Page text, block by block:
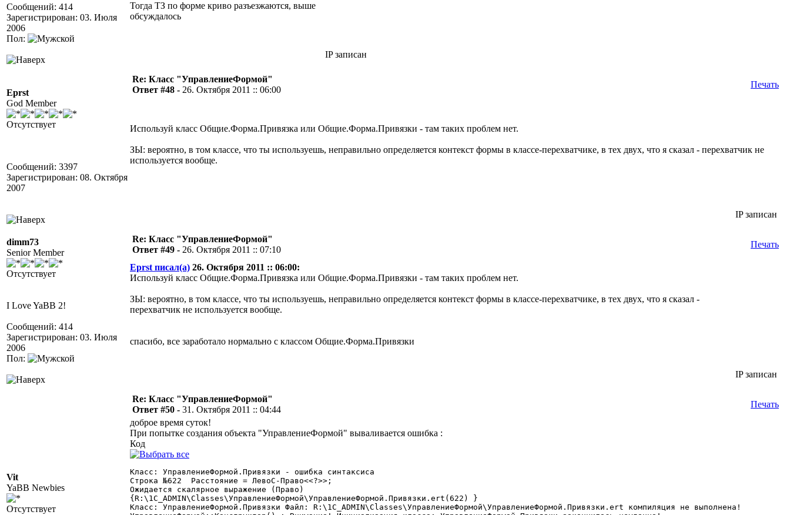
Сообщений: 414
Зарегистрирован: 03. Июля
2006
Пол:
Тогда ТЗ по форме криво разъезжаются, выше
обсуждалось
IP записан
Eprst
God Member
Отсутствует
Сообщений: 3397
Зарегистрирован: 08. Октября
2007
Re: Класс "УправлениеФормой"
Ответ #48 - 26. Октября 2011 :: 06:00
Печать
Используй класс Общие.Форма.Привязка или Общие.Форма.Привязки - там таких проблем нет.
ЗЫ: вероятно, в том классе, что ты используешь, неправильно определяется контекст формы в классе-перехватчике, в тех двух, что я сказал - перехватчик не
используется вообще.
IP записан
dimm73
Senior Member
Отсутствует
I Love YaBB 2!
Сообщений: 414
Зарегистрирован: 03. Июля
2006
Пол:
Re: Класс "УправлениеФормой"
Ответ #49 - 26. Октября 2011 :: 07:10
Печать
Eprst писал(а) 26. Октября 2011 :: 06:00:
Используй класс Общие.Форма.Привязка или Общие.Форма.Привязки - там таких проблем нет.
ЗЫ: вероятно, в том классе, что ты используешь, неправильно определяется контекст формы в классе-перехватчике, в тех двух, что я сказал -
перехватчик не используется вообще.
спасибо, все заработало нормально с классом Общие.Форма.Привязки
IP записан
Vit
YaBB Newbies
Отсутствует
Re: Класс "УправлениеФормой"
Ответ #50 - 31. Октября 2011 :: 04:44
Печать
доброе время суток!
При попытке создания объекта "УправлениеФормой" вываливается ошибка :
Код
Класс: УправлениеФормой.Привязки - ошибка синтаксиса
Строка №622  Расстояние = ЛевоС-Право<<?>>;
Ожидается скалярное выражение (Право)
{R:\1C_ADMIN\Classes\УправлениеФормой\УправлениеФормой.Привязки.ert(622) }
Класс: УправлениеФормой.Привязки Файл: R:\1C_ADMIN\Classes\УправлениеФормой\УправлениеФормой.Привязки.ert компиляция не выполнена!